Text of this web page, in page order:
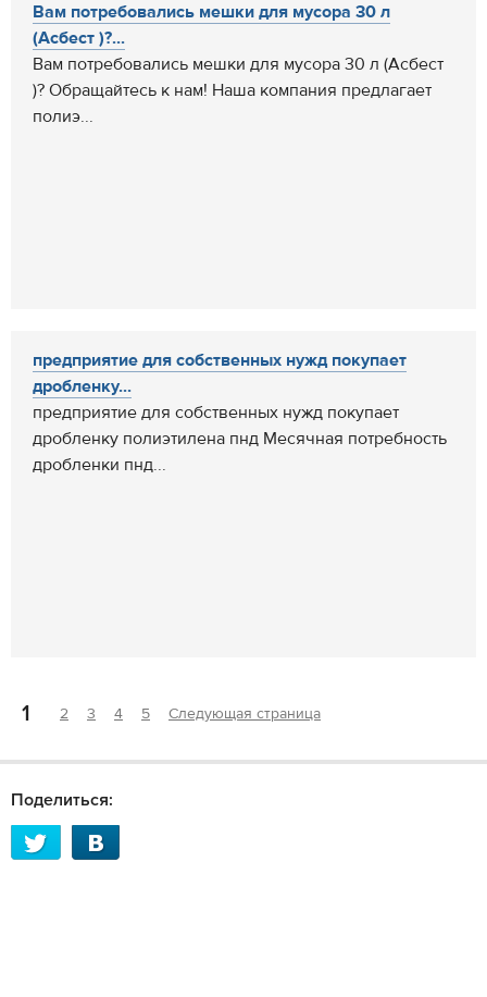
Вам потребовались мешки для мусора 30 л
(Асбест )?...
Вам потребовались мешки для мусора 30 л (Асбест
)? Обращайтесь к нам! Наша компания предлагает
полиэ...
предприятие для собственных нужд покупает
дробленку...
предприятие для собственных нужд покупает
дробленку полиэтилена пнд Месячная потребность
дробленки пнд...
1 2 3 4 5 Следующая страница
Поделиться: